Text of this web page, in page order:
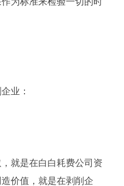
业：
就是在白白耗费公司资
价值，就是在剥削企